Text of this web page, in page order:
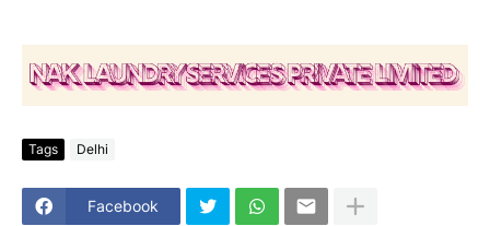
Tags Delhi
Facebook